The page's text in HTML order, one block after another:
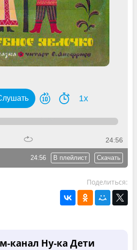
1x
24:56
24:56 В плейлист Скачать
Поделиться:
канал Ну-ка Дети